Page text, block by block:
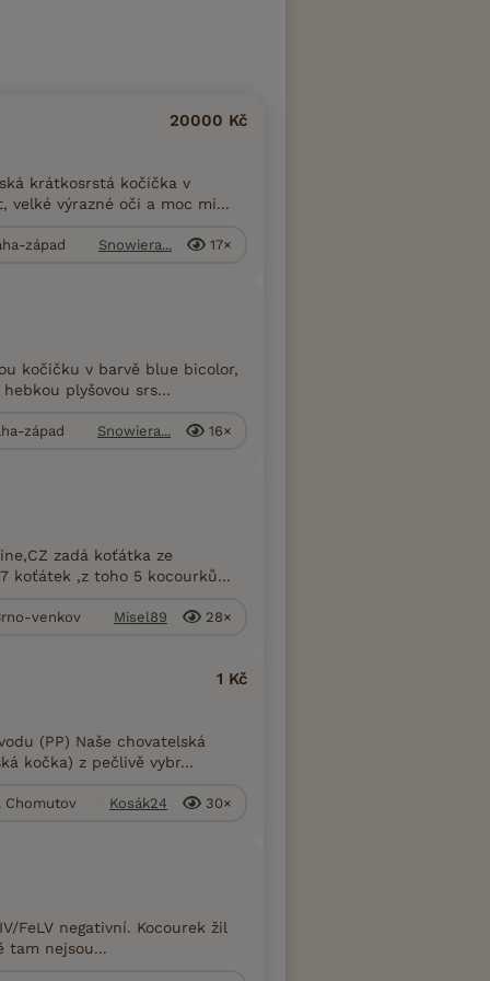
20000 Kč
krátkosrstá kočička v
velké výrazné oči a moc mi...
západ Snowiera... 17×
kočičku v barvě blue bicolor,
plyšovou srs...
západ Snowiera... 16×
zadá koťátka ze
koťátek ,z toho 5 kocourků...
venkov Misel89 28×
1 Kč
(PP) Naše chovatelská
kočka) z pečlivě vybr...
Chomutov Kosák24 30×
FeLV negativní. Kocourek žil
tam nejsou...